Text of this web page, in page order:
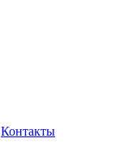
Контакты